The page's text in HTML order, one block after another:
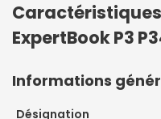
Caractéristiques
ExpertBook P3
Informations
Désignation